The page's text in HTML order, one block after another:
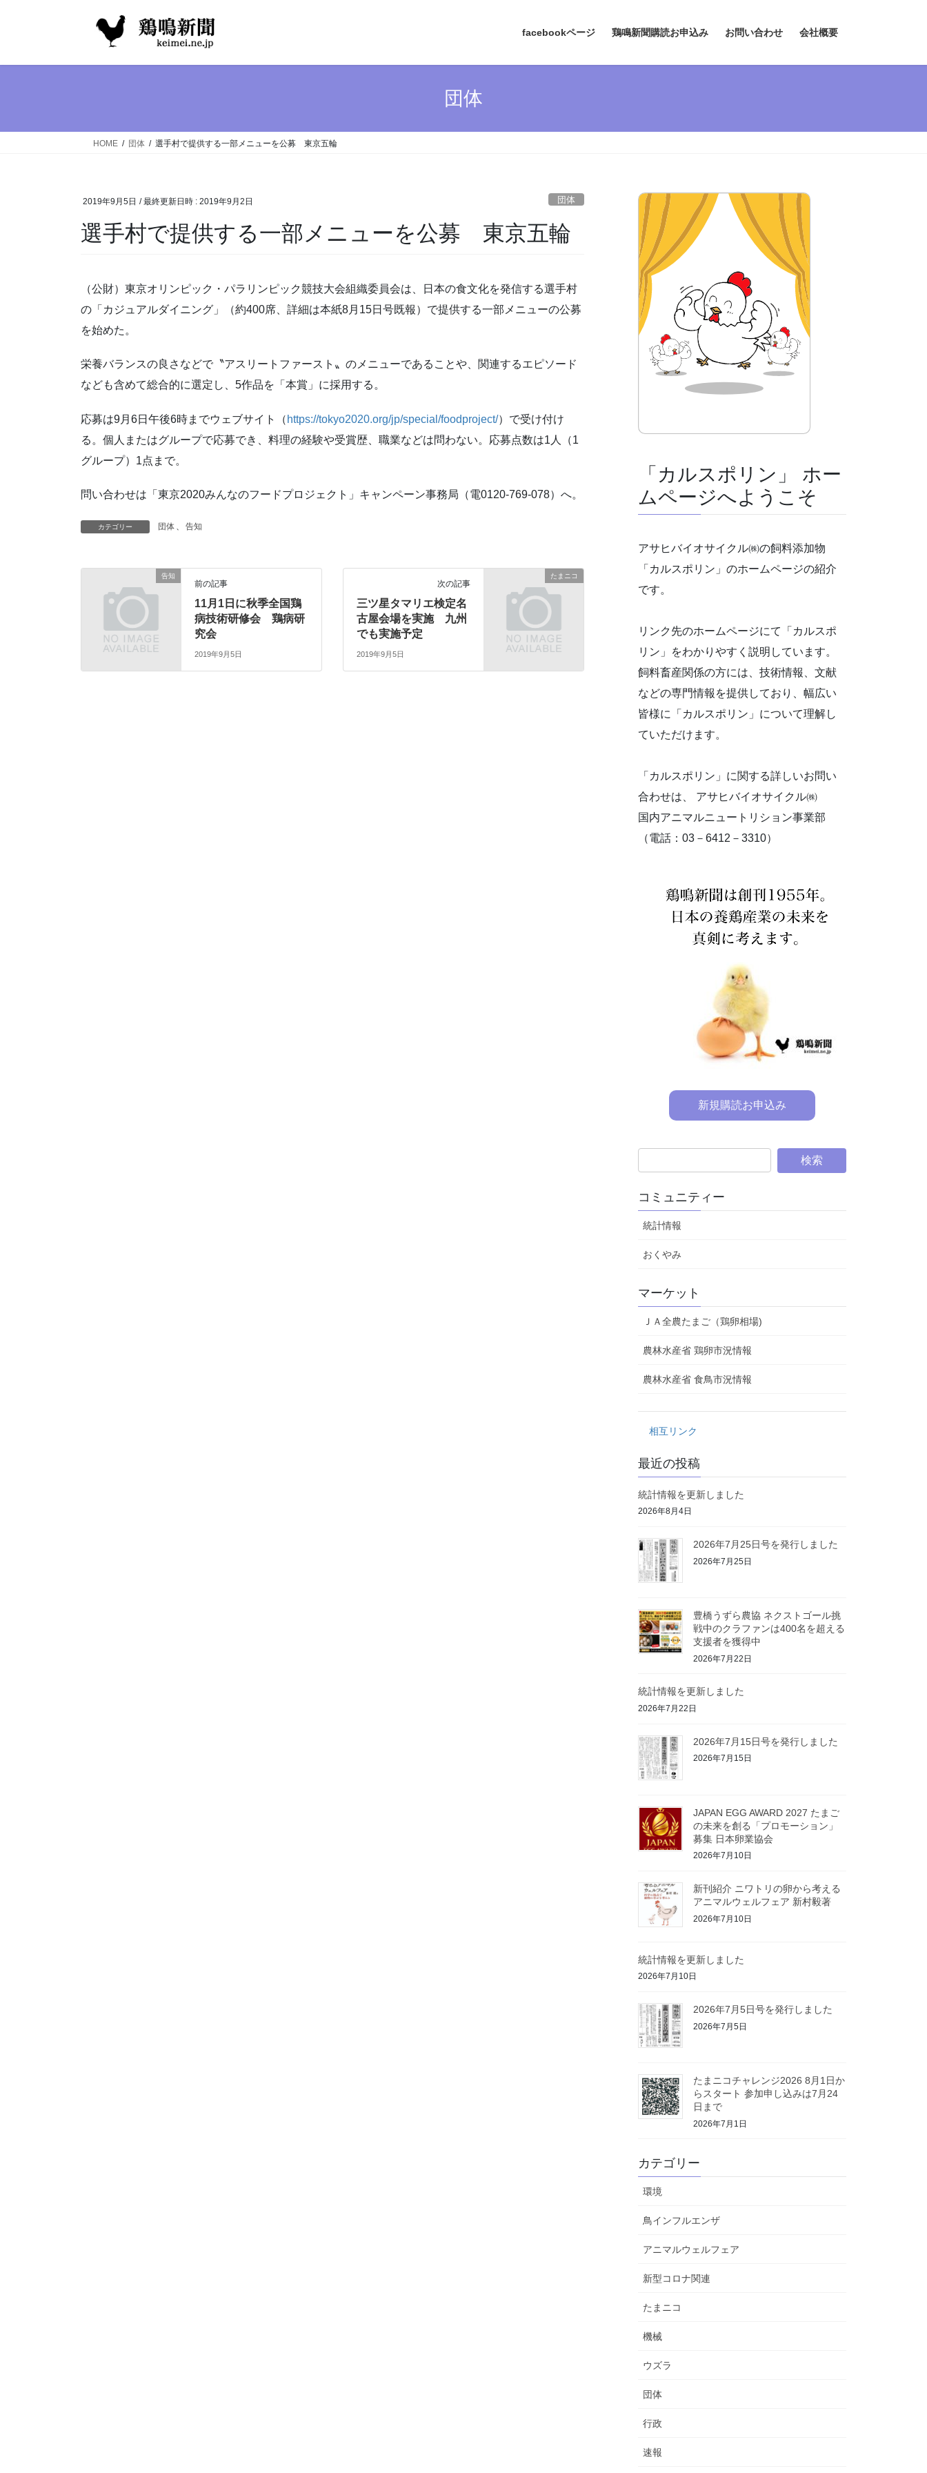
facebookページ 鶏鳴新聞購読お申込み お問い合わせ 会社概要
団体
HOME 団体 選手村で提供する一部メニューを公募 東京五輪
2019年9月5日 / 最終更新日時 : 2019年9月2日 団体
選手村で提供する一部メニューを公募 東京五輪
（公財）東京オリンピック・パラリンピック競技大会組織委員会は、日本の食文化を発信する選手村
の「カジュアルダイニング」（約400席、詳細は本紙8月15日号既報）で提供する一部メニューの公募
を始めた。
栄養バランスの良さなどで〝アスリートファースト〟のメニューであることや、関連するエピソード
なども含めて総合的に選定し、5作品を「本賞」に採用する。
応募は9月6日午後6時までウェブサイト（ https://tokyo2020.org/jp/special/foodproject/）で受け付け
る。個人またはグループで応募でき、料理の経験や受賞歴、職業などは問わない。応募点数は1人（1
グループ）1点まで。
問い合わせは「東京2020みんなのフードプロジェクト」キャンペーン事務局（電0120-769-078）へ。
カテゴリー 団体 、 告知
告知
前の記事
11月1日に秋季全国鶏
病技術研修会 鶏病研
究会
2019年9月5日
たまニコ
次の記事
三ツ星タマリエ検定名
古屋会場を実施 九州
でも実施予定
2019年9月5日
「カルスポリン」 ホー
ムページへようこそ
アサヒバイオサイクル㈱の飼料添加物
「カルスポリン」のホームページの紹介
です。
リンク先のホームページにて「カルスポ
リン」をわかりやすく説明しています。
飼料畜産関係の方には、技術情報、文献
などの専門情報を提供しており、幅広い
皆様に「カルスポリン」について理解し
ていただけます。
「カルスポリン」に関する詳しいお問い
合わせは、 アサヒバイオサイクル㈱
国内アニマルニュートリション事業部
（電話：03－6412－3310）
新規購読お申込み
コミュニティー
統計情報
おくやみ
マーケット
ＪＡ全農たまご（鶏卵相場)
農林水産省 鶏卵市況情報
農林水産省 食鳥市況情報
相互リンク
最近の投稿
統計情報を更新しました
2026年8月4日
2026年7月25日号を発行しました
2026年7月25日
豊橋うずら農協 ネクストゴール挑
戦中のクラファンは400名を超える
支援者を獲得中
2026年7月22日
統計情報を更新しました
2026年7月22日
2026年7月15日号を発行しました
2026年7月15日
JAPAN EGG AWARD 2027 たまご
の未来を創る「プロモーション」
募集 日本卵業協会
2026年7月10日
新刊紹介 ニワトリの卵から考える
アニマルウェルフェア 新村毅著
2026年7月10日
統計情報を更新しました
2026年7月10日
2026年7月5日号を発行しました
2026年7月5日
たまニコチャレンジ2026 8月1日か
らスタート 参加申し込みは7月24
日まで
2026年7月1日
カテゴリー
環境
鳥インフルエンザ
アニマルウェルフェア
新型コロナ関連
たまニコ
機械
ウズラ
団体
行政
速報